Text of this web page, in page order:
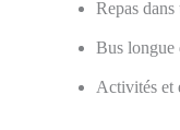
Repas
Bus longue
Activités et